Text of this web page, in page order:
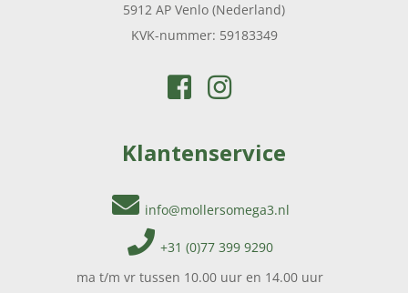
5912 AP Venlo (Nederland)
KVK-nummer: 59183349
Klantenservice
info@mollersomega3.nl
+31 (0)77 399 9290
ma t/m vr tussen 10.00 uur en 14.00 uur